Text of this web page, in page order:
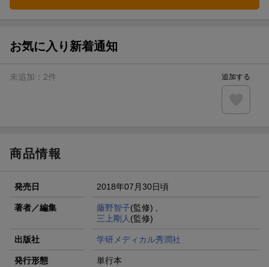
お気に入り新着通知
未追加： 2件 追加する
商品情報
発売日 2018年07月30日頃
著者／編集 藤野智子(監修) ,
三上剛人(監修)
出版社 学研メディカル秀潤社
発行形態 単行本